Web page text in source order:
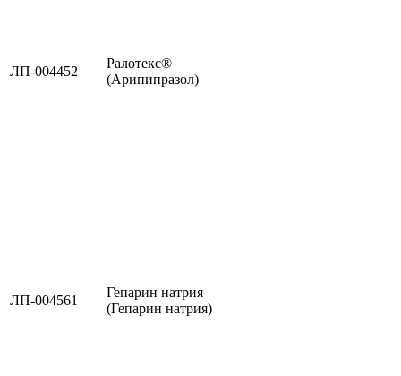
ЛП-004452
Ралотекс®
(Арипипразол)
ЛП-004561
Гепарин натрия
(Гепарин натрия)